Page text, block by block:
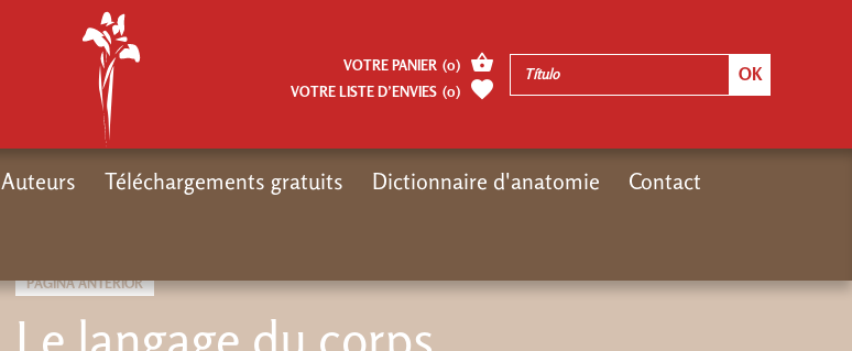
PÁGINA ANTERIOR
VOTRE PANIER (0)
VOTRE LISTE D’ENVIES (0)
Auteurs Téléchargements gratuits Dictionnaire d'anatomie Contact